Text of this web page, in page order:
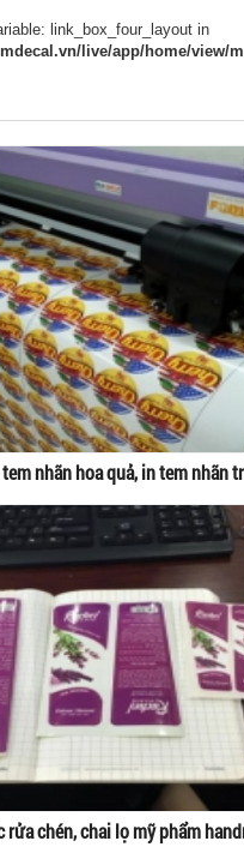
link_box_four_layout in
live/app/home/view/
nhãn hoa quả, in tem nhãn
rửa chén, chai lọ mỹ phẩm